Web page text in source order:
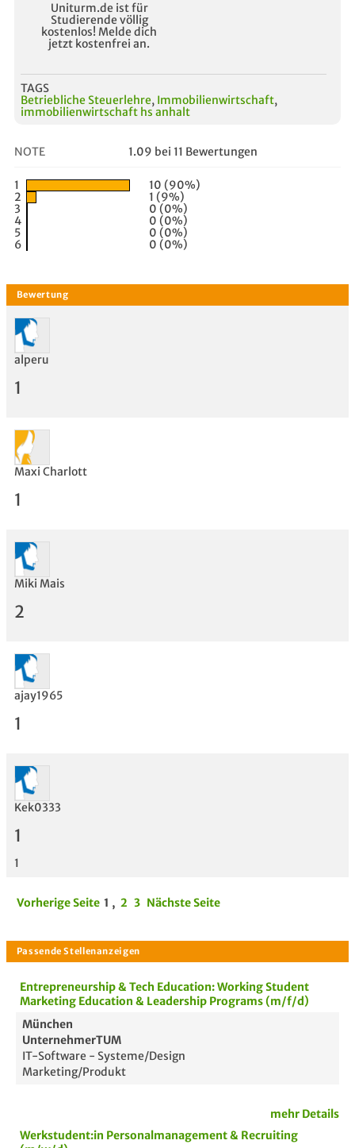
Uniturm.de ist für
Studierende völlig
kostenlos! Melde dich
jetzt kostenfrei an.
TAGS
Betriebliche Steuerlehre, Immobilienwirtschaft,
immobilienwirtschaft hs anhalt
NOTE 1.09 bei 11 Bewertungen
1
10 (90%)
2
1 (9%)
3
0 (0%)
4
0 (0%)
5
0 (0%)
6
0 (0%)
Bewertung
alperu
1
Maxi Charlott
1
Miki Mais
2
ajay1965
1
Kek0333
1
1
Vorherige Seite 1 , 2 3 Nächste Seite
Entrepreneurship & Tech Education: Working Student
Marketing Education & Leadership Programs (m/f/d)
München
UnternehmerTUM
IT-Software - Systeme/Design
Marketing/Produkt
mehr Details
Werkstudent:in Personalmanagement & Recruiting